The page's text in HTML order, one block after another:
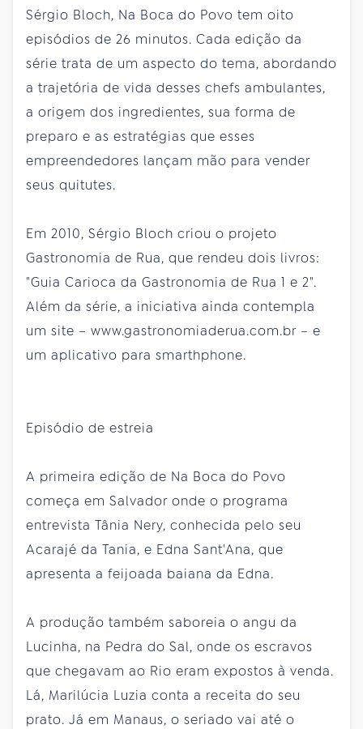
Sérgio Bloch, Na Boca do Povo tem oito
episódios de 26 minutos. Cada edição da
série trata de um aspecto do tema, abordando
a trajetória de vida desses chefs ambulantes,
a origem dos ingredientes, sua forma de
preparo e as estratégias que esses
empreendedores lançam mão para vender
seus quitutes.
Em 2010, Sérgio Bloch criou o projeto
Gastronomia de Rua, que rendeu dois livros:
"Guia Carioca da Gastronomia de Rua 1 e 2".
Além da série, a iniciativa ainda contempla
um site – www.gastronomiaderua.com.br – e
um aplicativo para smarthphone.
Episódio de estreia
A primeira edição de Na Boca do Povo
começa em Salvador onde o programa
entrevista Tânia Nery, conhecida pelo seu
Acarajé da Tania, e Edna Sant'Ana, que
apresenta a feijoada baiana da Edna.
A produção também saboreia o angu da
Lucinha, na Pedra do Sal, onde os escravos
que chegavam ao Rio eram expostos à venda.
Lá, Marilúcia Luzia conta a receita do seu
prato. Já em Manaus, o seriado vai até o